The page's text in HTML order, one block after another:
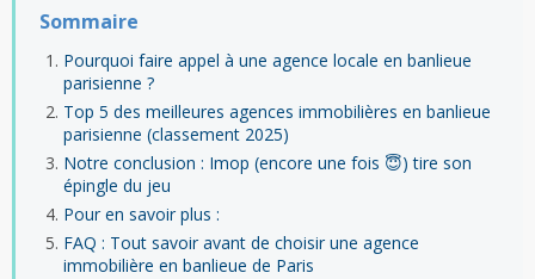
Sommaire
Pourquoi faire appel à une agence locale en banlieue
parisienne ?
Top 5 des meilleures agences immobilières en banlieue
parisienne (classement 2025)
Notre conclusion : Imop (encore une fois 😇) tire son
épingle du jeu
Pour en savoir plus :
FAQ : Tout savoir avant de choisir une agence
immobilière en banlieue de Paris